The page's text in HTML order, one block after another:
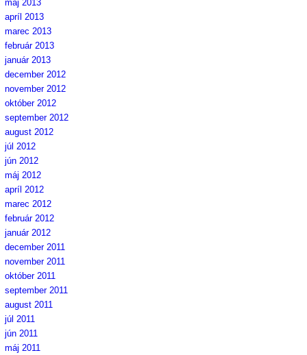
máj 2013
apríl 2013
marec 2013
február 2013
január 2013
december 2012
november 2012
október 2012
september 2012
august 2012
júl 2012
jún 2012
máj 2012
apríl 2012
marec 2012
február 2012
január 2012
december 2011
november 2011
október 2011
september 2011
august 2011
júl 2011
jún 2011
máj 2011